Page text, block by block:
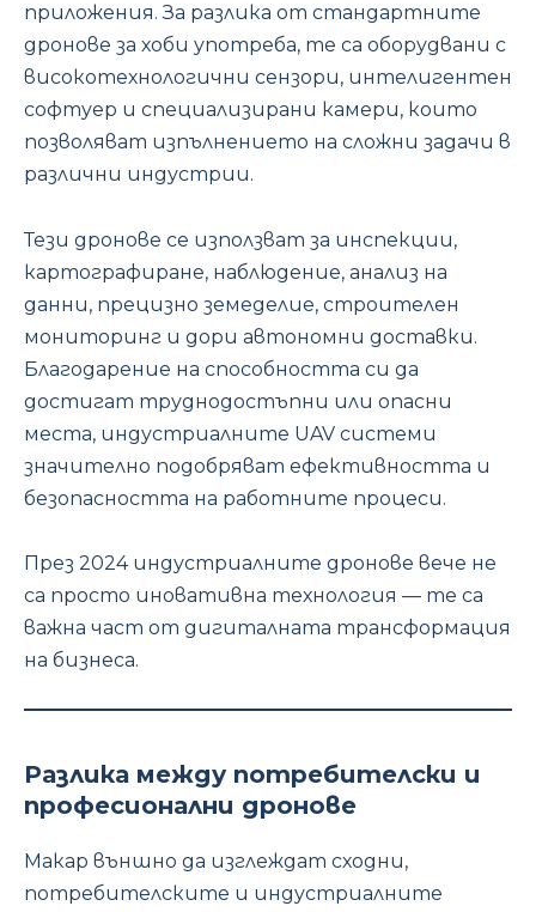
приложения. За разлика от стандартните
дронове за хоби употреба, те са оборудвани с
високотехнологични сензори, интелигентен
софтуер и специализирани камери, които
позволяват изпълнението на сложни задачи в
различни индустрии.
Тези дронове се използват за инспекции,
картографиране, наблюдение, анализ на
данни, прецизно земеделие, строителен
мониторинг и дори автономни доставки.
Благодарение на способността си да
достигат труднодостъпни или опасни
места, индустриалните UAV системи
значително подобряват ефективността и
безопасността на работните процеси.
През 2024 индустриалните дронове вече не
са просто иновативна технология — те са
важна част от дигиталната трансформация
на бизнеса.
Разлика между потребителски и
професионални дронове
Макар външно да изглеждат сходни,
потребителските и индустриалните